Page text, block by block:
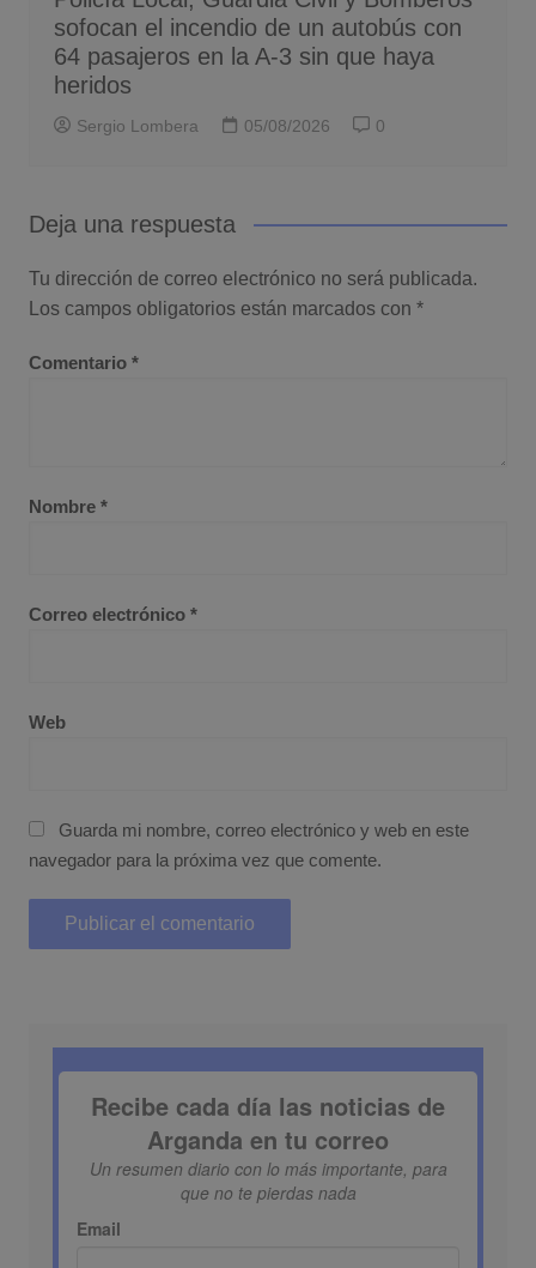
sofocan el incendio de un autobús con
64 pasajeros en la A-3 sin que haya
heridos
Sergio Lombera 05/08/2026 0
Deja una respuesta
Tu dirección de correo electrónico no será publicada.
Los campos obligatorios están marcados con *
Comentario *
Nombre *
Correo electrónico *
Web
Guarda mi nombre, correo electrónico y web en este
navegador para la próxima vez que comente.